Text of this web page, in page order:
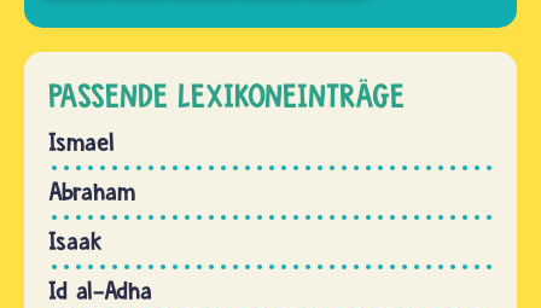
PASSENDE LEXIKONEINTRÄGE
Ismael
Abraham
Isaak
Id al-Adha